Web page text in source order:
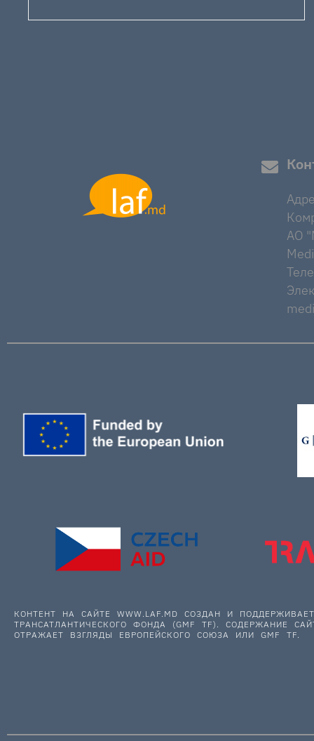
AO
КОНТЕНТ НА САЙТЕ WWW.LAF.MD СОЗДАН И
ТРАНСАТЛАНТИЧЕСКОГО ФОНДА (GMF TF). СОДЕРЖАНИЕ
ОТРАЖАЕТ ВЗГЛЯДЫ ЕВРОПЕЙСКОГО СОЮЗА ИЛИ GMF TF.